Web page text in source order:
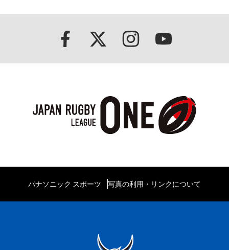
パナソニック スポーツ 写真の利用・リンクについて